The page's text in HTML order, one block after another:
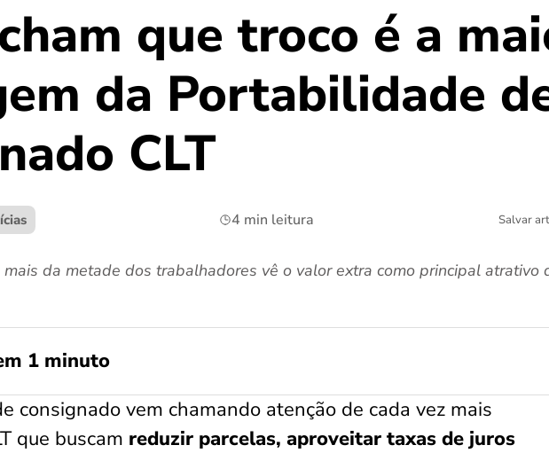
que troco é a
da Portabilidade
CLT
4 min leitura Salvar
da metade dos trabalhadores vê o valor extra como principal
1 minuto
consignado vem chamando atenção de cada vez mais
que buscam reduzir parcelas, aproveitar taxas de juros